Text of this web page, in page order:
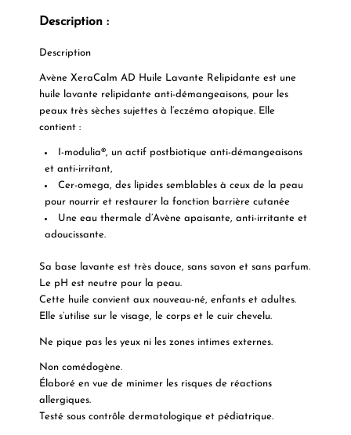
Description :
Description
Avène XeraCalm AD Huile Lavante Relipidante est une
huile lavante relipidante anti-démangeaisons, pour les
peaux très sèches sujettes à l’eczéma atopique. Elle
contient :
I-modulia®, un actif postbiotique anti-démangeaisons
et anti-irritant,
Cer-omega, des lipides semblables à ceux de la peau
pour nourrir et restaurer la fonction barrière cutanée
Une eau thermale d’Avène apaisante, anti-irritante et
adoucissante.
Sa base lavante est très douce, sans savon et sans parfum.
Le pH est neutre pour la peau.
Cette huile convient aux nouveau-né, enfants et adultes.
Elle s’utilise sur le visage, le corps et le cuir chevelu.
Ne pique pas les yeux ni les zones intimes externes.
Non comédogène.
Élaboré en vue de minimer les risques de réactions
allergiques.
Testé sous contrôle dermatologique et pédiatrique.